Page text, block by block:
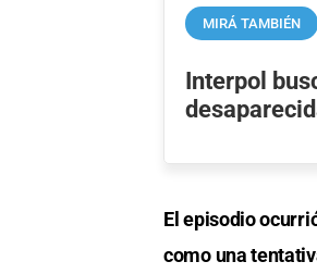
MIRÁ TAMBIÉN
Interpol
El episodio
como una